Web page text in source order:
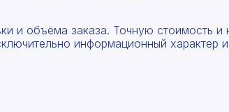
и объёма заказа. Точную стоимость и
информационный характер